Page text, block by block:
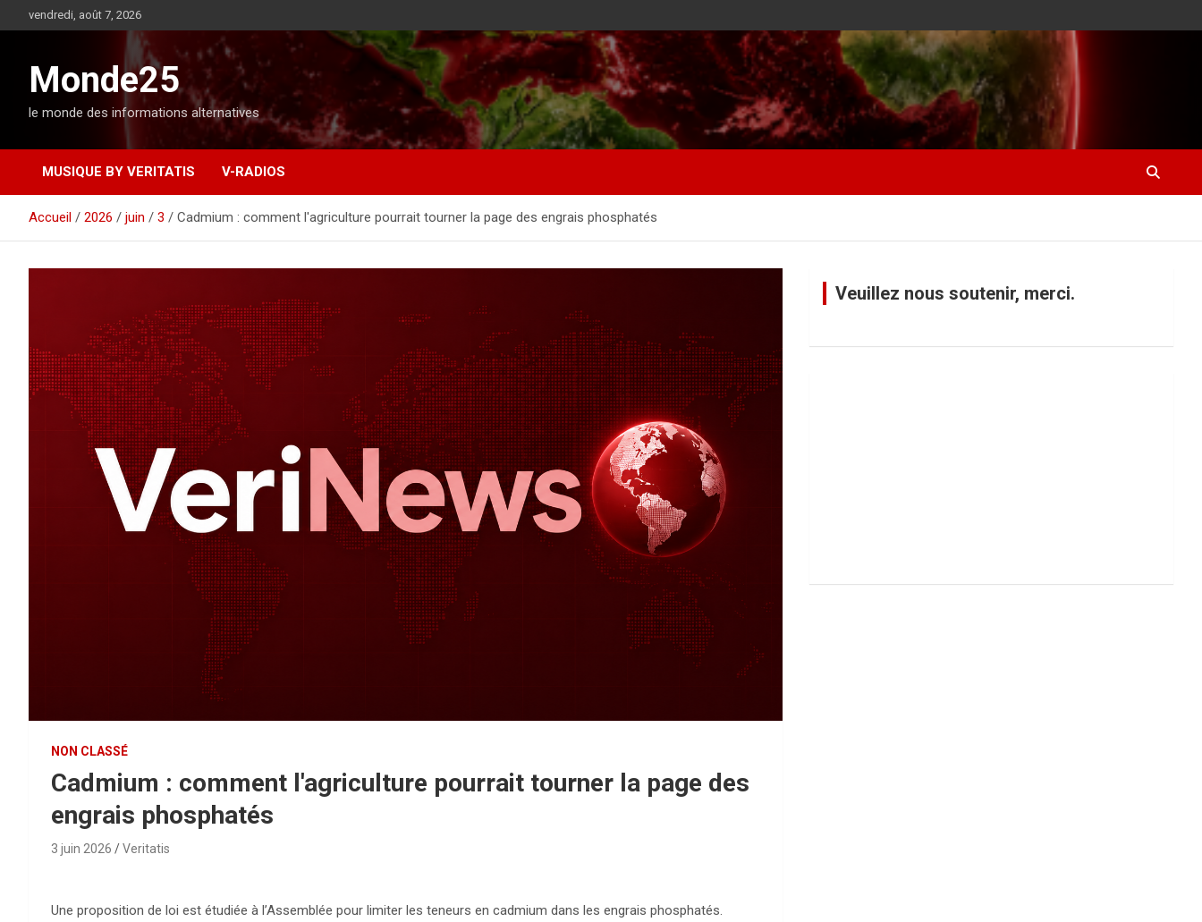
l
t
vendredi, août 7, 2026
Monde25
le monde des informations alternatives
MUSIQUE BY VERITATIS V-RADIOS
Accueil 2026 juin 3 Cadmium : comment l'agriculture pourrait tourner la page des engrais phosphatés
NON CLASSÉ
Cadmium : comment l'agriculture pourrait tourner la page des
engrais phosphatés
3 juin 2026 Veritatis
Une proposition de loi est étudiée à l’Assemblée pour limiter les teneurs en cadmium dans les engrais phosphatés.
Veuillez nous soutenir, merci.